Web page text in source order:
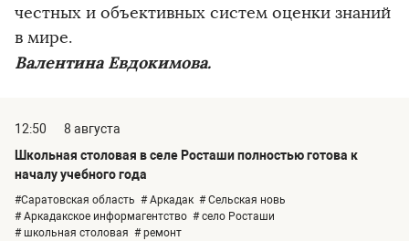
честных и объективных систем оценки знаний
в мире.
Валентина Евдокимова.
12:50
8 августа
Школьная столовая в селе Росташи полностью готова к
началу учебного года
#Саратовская область # Аркадак # Сельская новь
# Аркадакское информагентство # село Росташи
# школьная столовая # ремонт